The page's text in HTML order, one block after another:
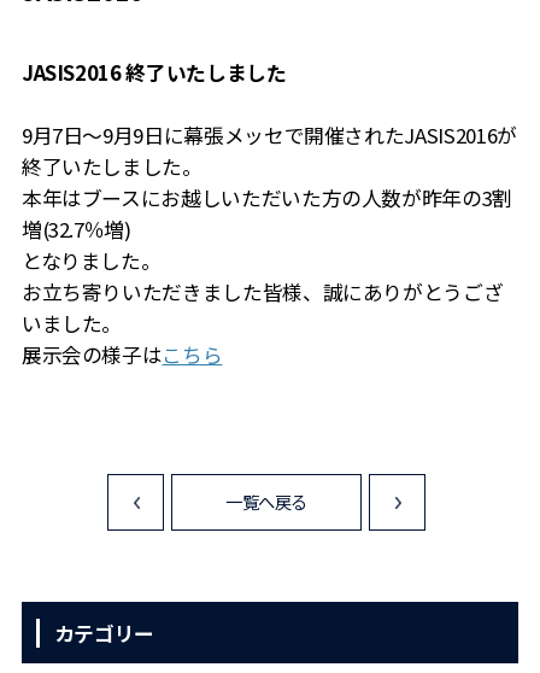
JASIS2016 終了いたしました
9月7日～9月9日に幕張メッセで開催されたJASIS2016が
終了いたしました。
本年はブースにお越しいただいた方の人数が昨年の3割
増(32.7％増)
となりました。
お立ち寄りいただきました皆様、誠にありがとうござ
いました。
展示会の様子はこちら
<
一覧へ戻る
カテゴリー